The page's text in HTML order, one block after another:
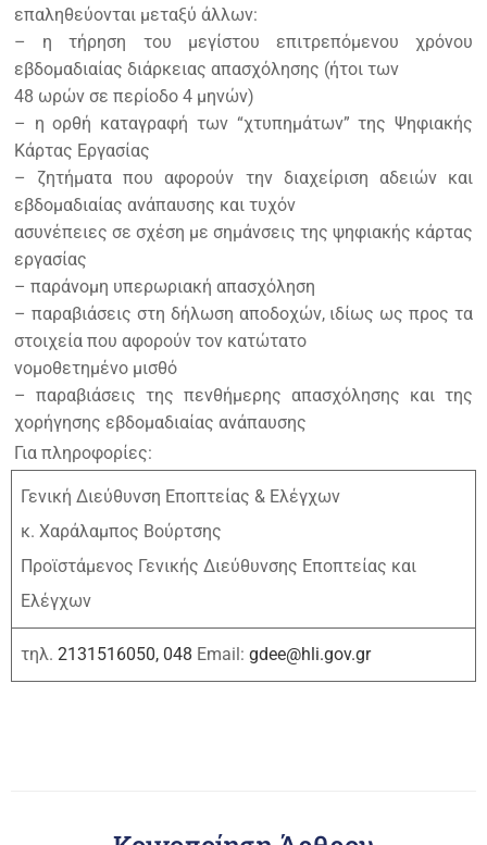
επαληθεύονται μεταξύ άλλων:
– η τήρηση του μεγίστου επιτρεπόμενου χρόνου
εβδομαδιαίας διάρκειας απασχόλησης (ήτοι των
48 ωρών σε περίοδο 4 μηνών)
– η ορθή καταγραφή των “χτυπημάτων” της Ψηφιακής
Κάρτας Εργασίας
– ζητήματα που αφορούν την διαχείριση αδειών και
εβδομαδιαίας ανάπαυσης και τυχόν
ασυνέπειες σε σχέση με σημάνσεις της ψηφιακής κάρτας
εργασίας
– παράνομη υπερωριακή απασχόληση
– παραβιάσεις στη δήλωση αποδοχών, ιδίως ως προς τα
στοιχεία που αφορούν τον κατώτατο
νομοθετημένο μισθό
– παραβιάσεις της πενθήμερης απασχόλησης και της
χορήγησης εβδομαδιαίας ανάπαυσης
Για πληροφορίες:
Γενική Διεύθυνση Εποπτείας & Ελέγχων
κ. Χαράλαμπος Βούρτσης
Προϊστάμενος Γενικής Διεύθυνσης Εποπτείας και
Ελέγχων
τηλ. 2131516050, 048 Email: gdee@hli.gov.gr